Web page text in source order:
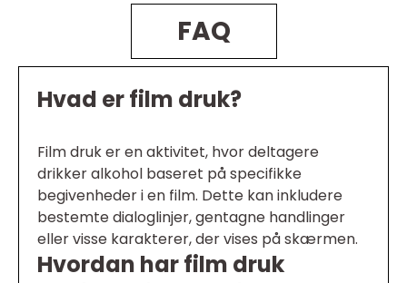
FAQ
Hvad er film druk?
Film druk er en aktivitet, hvor deltagere
drikker alkohol baseret på specifikke
begivenheder i en film. Dette kan inkludere
bestemte dialoglinjer, gentagne handlinger
eller visse karakterer, der vises på skærmen.
Hvordan har film druk